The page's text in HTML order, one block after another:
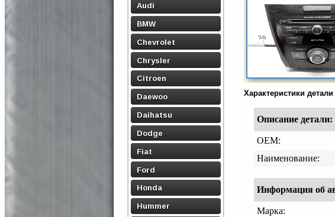
Audi
BMW
Chevrolet
Chrysler
Citroen
Daewoo
Daihatsu
Dodge
Fiat
Ford
Honda
Hummer
Характеристики
Описание детали:
OEM:
Наименование:
Информация об
Марка: